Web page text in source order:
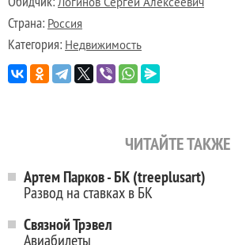
Логинов Сергей Алексеевич
Страна: Россия
Категория: Недвижимость
ЧИТАЙТЕ ТАКЖЕ
Артем Парков - БК (treeplusart)
Развод на ставках в БК
Связной Трэвел
Авиабилеты